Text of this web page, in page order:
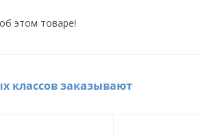
этом товаре!
классов заказывают